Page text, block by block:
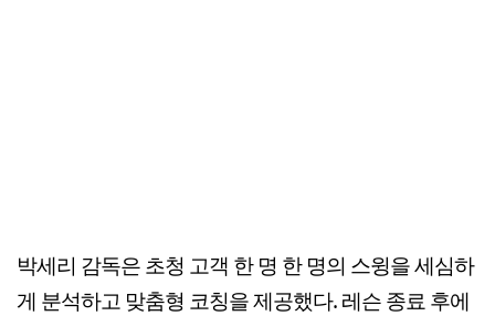
박세리 감독은 초청 고객 한 명 한 명의 스윙을 세심하
게 분석하고 맞춤형 코칭을 제공했다. 레슨 종료 후에